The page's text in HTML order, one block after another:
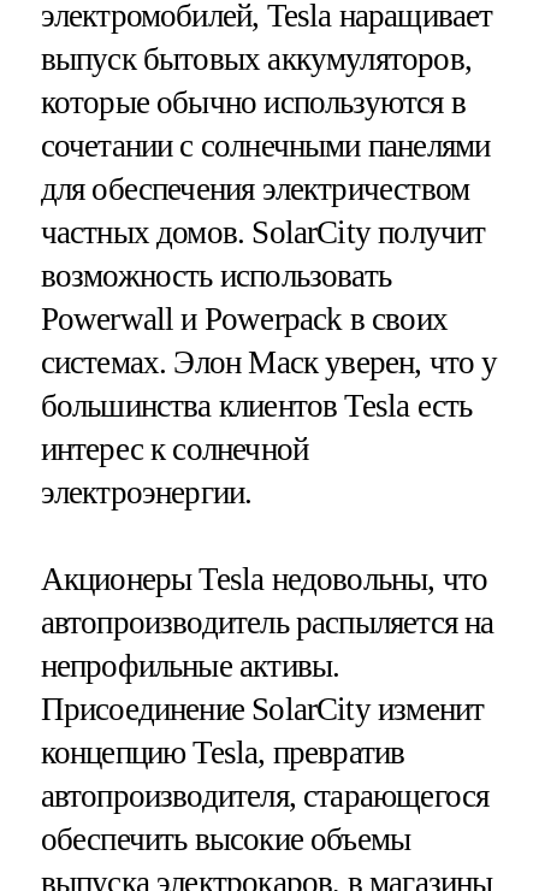
электромобилей, Tesla наращивает
выпуск бытовых аккумуляторов,
которые обычно используются в
сочетании с солнечными панелями
для обеспечения электричеством
частных домов. SolarCity получит
возможность использовать
Powerwall и Powerpack в своих
системах. Элон Маск уверен, что у
большинства клиентов Tesla есть
интерес к солнечной
электроэнергии.
Акционеры Tesla недовольны, что
автопроизводитель распыляется на
непрофильные активы.
Присоединение SolarCity изменит
концепцию Tesla, превратив
автопроизводителя, старающегося
обеспечить высокие объемы
выпуска электрокаров, в магазины